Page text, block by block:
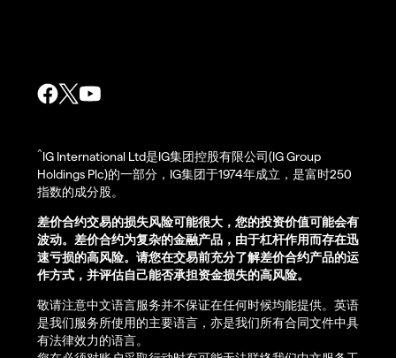
^IG International Ltd是IG集团控股有限公司(IG Group
Holdings Plc)的一部分，IG集团于1974年成立，是富时250
指数的成分股。
差价合约交易的损失风险可能很大，您的投资价值可能会有
波动。差价合约为复杂的金融产品，由于杠杆作用而存在迅
速亏损的高风险。请您在交易前充分了解差价合约产品的运
作方式，并评估自己能否承担资金损失的高风险。
敬请注意中文语言服务并不保证在任何时候均能提供。英语
是我们服务所使用的主要语言，亦是我们所有合同文件中具
有法律效力的语言。